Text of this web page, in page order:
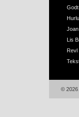
Lis
Revl
© 2026